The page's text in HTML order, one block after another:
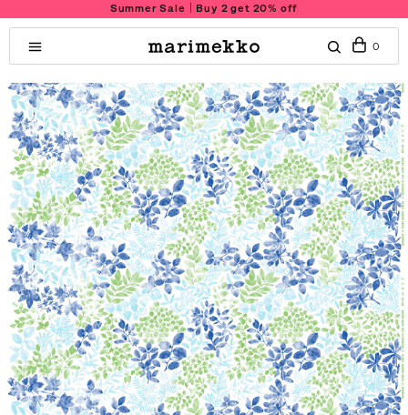
Summer Sale｜Buy 2 get 20% off
0